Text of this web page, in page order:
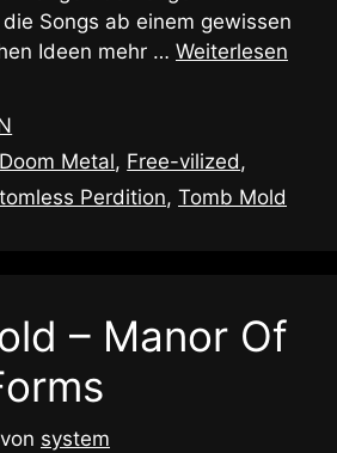
Songs ab einem gewissen
Ideen mehr … Weiterlesen
Doom Metal, Free-vilized,
Perdition, Tomb Mold
– Manor Of
von system